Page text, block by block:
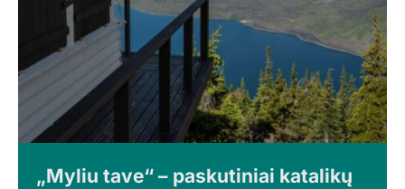
„Myliu tave“ – paskutiniai katalikų